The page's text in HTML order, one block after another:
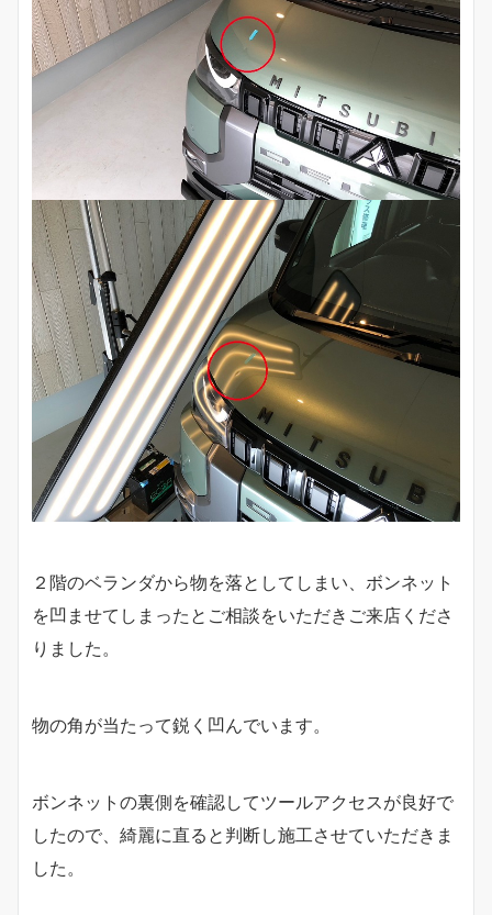
２階のベランダから物を落としてしまい、ボンネット
を凹ませてしまったとご相談をいただきご来店くださ
りました。
物の角が当たって鋭く凹んでいます。
ボンネットの裏側を確認してツールアクセスが良好で
したので、綺麗に直ると判断し施工させていただきま
した。